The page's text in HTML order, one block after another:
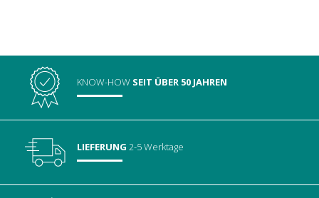
KNOW-HOW SEIT ÜBER 50 JAHREN
LIEFERUNG 2-5 Werktage